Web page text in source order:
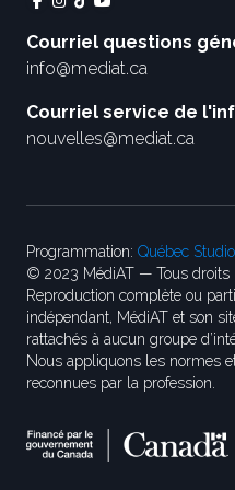
Courriel questions
info@mediat.ca
Courriel service de
nouvelles@mediat.ca
Programmation: Québec Studio
© 2023 MédiAT — Tous droits
Reproduction complète ou
indépendant, MédiAT et son
rattachés à aucun groupe
Nous appliquons les normes
reconnues par la profession.